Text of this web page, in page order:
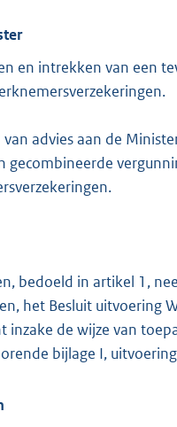
2
8
M
en intrekken van een
advies aan de
gecombineerde
bedoeld in artikel 1,
het Besluit uitvoering
inzake de wijze van
bijlage I,